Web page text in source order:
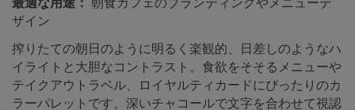
ザイン
搾りたての朝日のように明るく楽観的、日差しのようなハ
イライトと大胆なコントラスト。食欲をそそるメニューや
テイクアウトラベル、ロイヤルティカードにぴったりのカ
ラーパレットです。深いチャコールで文字を合わせて視認